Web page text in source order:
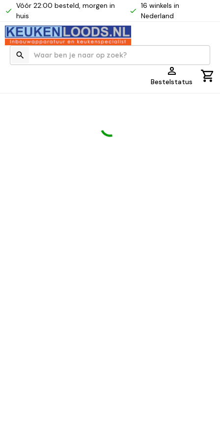
Vóór 22:00 besteld, morgen in
huis
16 winkels in
Nederland
Bestelstatus